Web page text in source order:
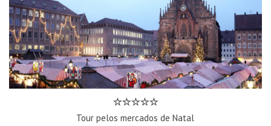
Tour pelos mercados de Natal